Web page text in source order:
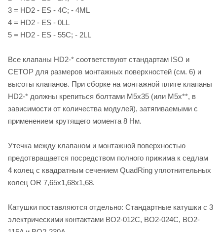
3 = HD2 - ES - 4C; - 4ML
4 = HD2 - ES - 0LL
5 = HD2 - ES - 55C; - 2LL
Все клапаны HD2-* соответствуют стандартам ISO и
CETOP для размеров монтажных поверхностей (см. 6) и
высоты клапанов. При сборке на монтажной плите клапаны
HD2-* должны крепиться болтами M5х35 (или M5х**, в
зависимости от количества модулей), затягиваемыми с
применением крутящего момента 8 Нм.
Утечка между клапаном и монтажной поверхностью
предотвращается посредством полного прижима к седлам
4 колец с квадратным сечением QuadRing уплотнительных
колец OR 7,65х1,68х1,68.
Катушки поставляются отдельно: Стандартные катушки с 3
электрическими контактами BO2-012C, BO2-024C, BO2-